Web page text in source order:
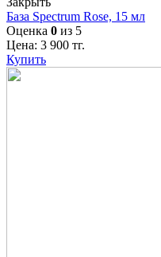
База Spectrum Rose, 15 мл
Оценка 0 из 5
Цена: 3 900 тг.
Купить